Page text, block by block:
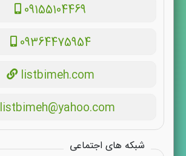
09155104469
09364475954
listbimeh.com
listbimeh@yahoo.com
شبکه های اجتماعی